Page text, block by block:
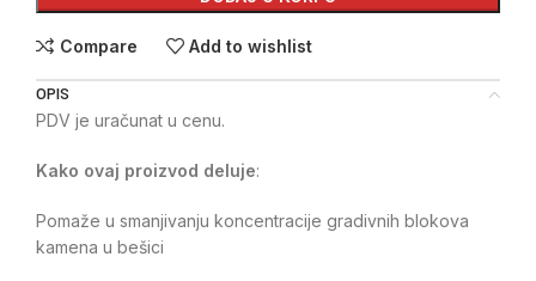
Compare Add to wishlist
OPIS
PDV je uračunat u cenu.
Kako ovaj proizvod deluje:
Pomaže u smanjivanju koncentracije gradivnih blokova
kamena u bešici